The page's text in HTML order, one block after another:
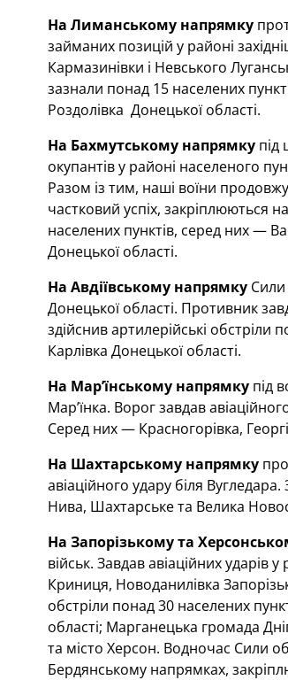
На Лиманському напрямку
займаних позицій у районі
Кармазинівки і Невського
зазнали понад 15 населених
Роздолівка Донецької області.
На Бахмутському напрямкупід
окупантів у районі населеного
Разом із тим, наші воїни
частковий успіх, закріплюються
населених пунктів, серед них —
Донецької області.
На Авдіївському напрямкуСили
Донецької області. Противник
здійснив артилерійські
Карлівка Донецької області.
На Мар’їнському напрямкупід
Мар’їнка. Ворог завдав
Серед них — Красногорівка,
На Шахтарському напрямку
авіаційного удару біля
Нива, Шахтарське та Велика
На Запорізькому та
військ. Завдав авіаційних
Криниця, Новоданилівка
обстріли понад 30 населених
області; Марганецька громада
та місто Херсон. Водночас Сили
Бердянському напрямках,